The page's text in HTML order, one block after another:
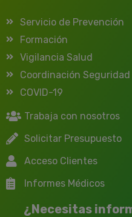
Servicio de Prevención
Formación
Vigilancia Salud
Coordinación Seguridad
COVID-19
Trabaja con nosotros
Solicitar Presupuesto
Acceso Clientes
Informes Médicos
¿Necesitas